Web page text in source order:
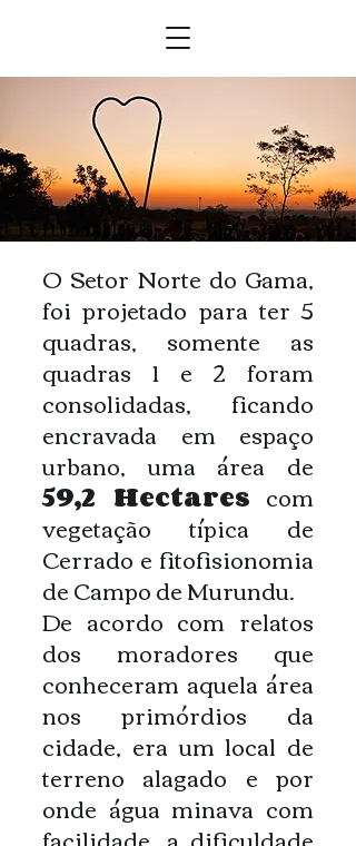
O Setor Norte do Gama,
foi projetado para ter 5
quadras, somente as
quadras 1 e 2 foram
consolidadas, ficando
encravada em espaço
urbano, uma área de
59,2 Hectares com
vegetação típica de
Cerrado e fitofisionomia
de Campo de Murundu.
De acordo com relatos
dos moradores que
conheceram aquela área
nos primórdios da
cidade, era um local de
terreno alagado e por
onde água minava com